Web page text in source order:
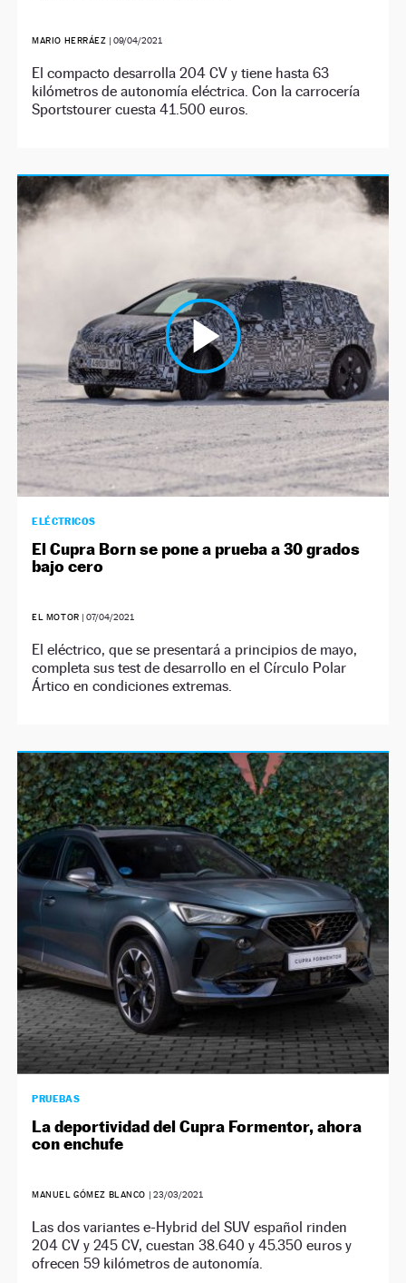
MARIO HERRÁEZ |09/04/2021
El compacto desarrolla 204 CV y tiene hasta 63
kilómetros de autonomía eléctrica. Con la carrocería
Sportstourer cuesta 41.500 euros.
ELÉCTRICOS
El Cupra Born se pone a prueba a 30 grados
bajo cero
EL MOTOR |07/04/2021
El eléctrico, que se presentará a principios de mayo,
completa sus test de desarrollo en el Círculo Polar
Ártico en condiciones extremas.
PRUEBAS
La deportividad del Cupra Formentor, ahora
con enchufe
MANUEL GÓMEZ BLANCO | 23/03/2021
Las dos variantes e-Hybrid del SUV español rinden
204 CV y 245 CV, cuestan 38.640 y 45.350 euros y
ofrecen 59 kilómetros de autonomía.